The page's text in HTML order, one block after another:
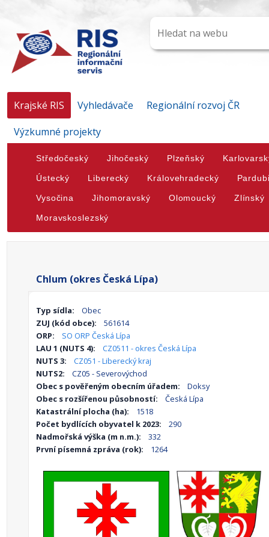
Krajské RIS Vyhledávače
Regionální rozvoj ČR
Výzkumné projekty
Středočeský Jihočeský Plzeňský
Ústecký Liberecký Královehradecký
Vysočina Jihomoravský Olomoucký Zlínský
Moravskoslezský
Chlum (okres Česká Lípa)
Typ sídla:
Obec
ZUJ (kód obce):
561614
ORP:
SO ORP Česká Lípa
LAU 1 (NUTS 4):
CZ0511 - okres Česká Lípa
NUTS 3:
CZ051 - Liberecký kraj
NUTS2:
CZ05 - Severovýchod
Obec s pověřeným obecním úřadem:
Doksy
Obec s rozšířenou působností:
Česká Lípa
Katastrální plocha (ha):
1518
Počet bydlících obyvatel k 2023:
290
Nadmořská výška (m n.m.):
332
První písemná zpráva (rok):
1264